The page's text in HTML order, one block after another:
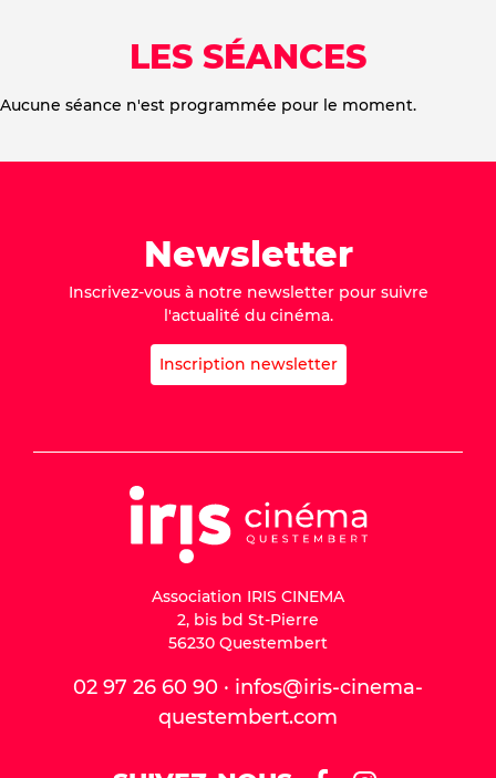
LES SÉANCES
Aucune séance n'est programmée pour le moment.
Newsletter
Inscrivez-vous à notre newsletter pour suivre
l'actualité du cinéma.
Inscription newsletter
Association IRIS CINEMA
2, bis bd St-Pierre
56230 Questembert
02 97 26 60 90 · infos@iris-cinema-
questembert.com